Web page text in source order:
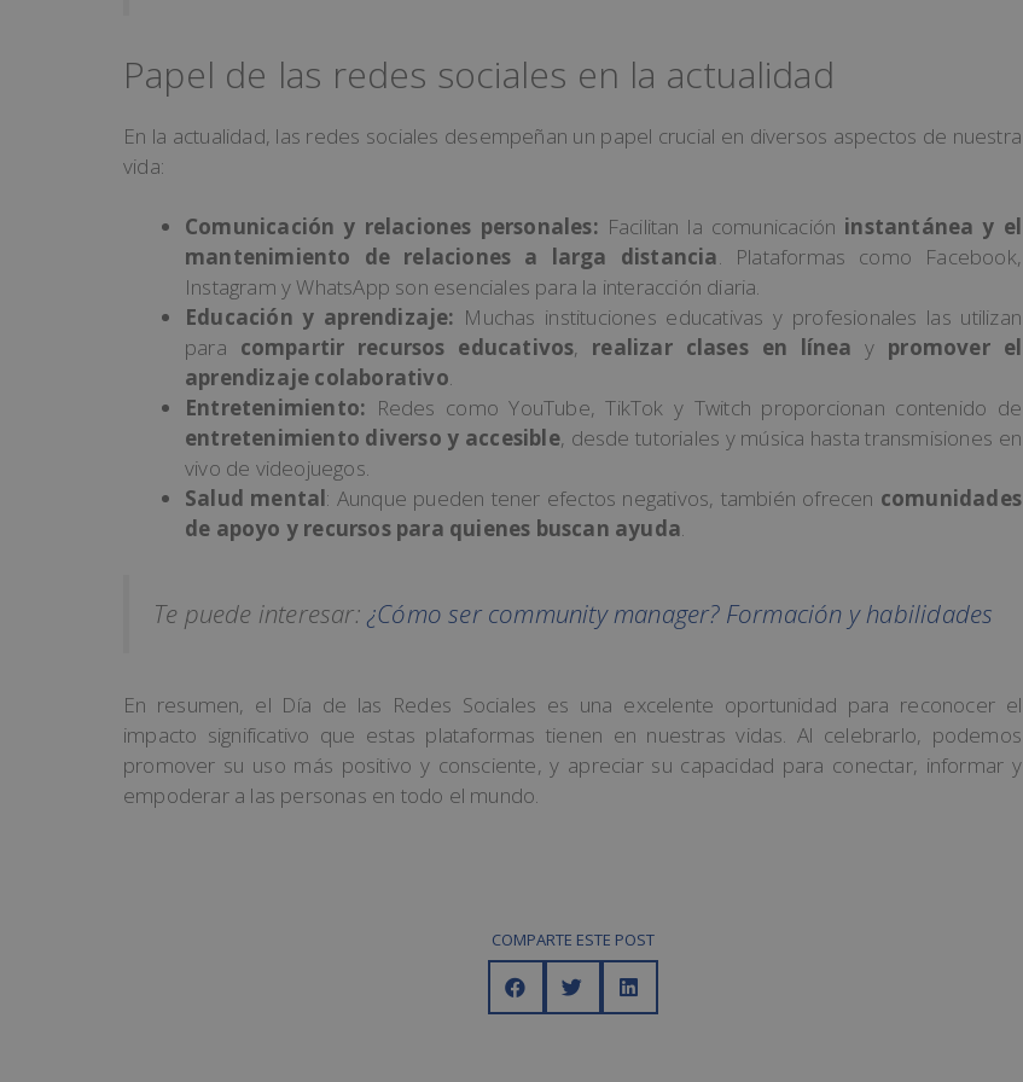
Papel de las redes sociales en la actualidad
En la actualidad, las redes sociales desempeñan un papel crucial en diversos aspectos de nuestra
vida:
Comunicación y relaciones personales: Facilitan la comunicación instantánea y el
mantenimiento de relaciones a larga distancia. Plataformas como Facebook,
Instagram y WhatsApp son esenciales para la interacción diaria.
Educación y aprendizaje: Muchas instituciones educativas y profesionales las utilizan
para compartir recursos educativos, realizar clases en línea y promover el
aprendizaje colaborativo.
Entretenimiento: Redes como YouTube, TikTok y Twitch proporcionan contenido de
entretenimiento diverso y accesible, desde tutoriales y música hasta transmisiones en
vivo de videojuegos.
Salud mental: Aunque pueden tener efectos negativos, también ofrecen comunidades
de apoyo y recursos para quienes buscan ayuda.
Te puede interesar: ¿Cómo ser community manager? Formación y habilidades
En resumen, el Día de las Redes Sociales es una excelente oportunidad para reconocer el
impacto significativo que estas plataformas tienen en nuestras vidas. Al celebrarlo, podemos
promover su uso más positivo y consciente, y apreciar su capacidad para conectar, informar y
empoderar a las personas en todo el mundo.
COMPARTE ESTE POST